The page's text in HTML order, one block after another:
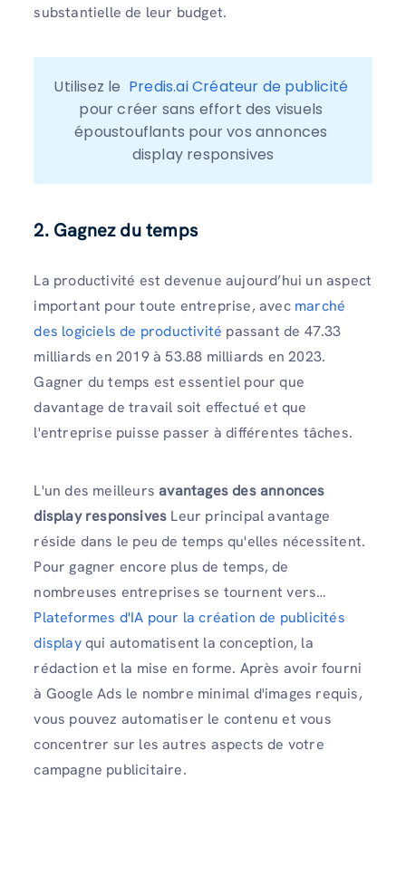
substantielle de leur budget.
Utilisez le Predis.ai Créateur de publicité
pour créer sans effort des visuels
époustouflants pour vos annonces
display responsives
2. Gagnez du temps
La productivité est devenue aujourd’hui un aspect
important pour toute entreprise, avec marché
des logiciels de productivité passant de 47.33
milliards en 2019 à 53.88 milliards en 2023.
Gagner du temps est essentiel pour que
davantage de travail soit effectué et que
l'entreprise puisse passer à différentes tâches.
L'un des meilleursavantages des annonces
display responsives Leur principal avantage
réside dans le peu de temps qu'elles nécessitent.
Pour gagner encore plus de temps, de
nombreuses entreprises se tournent vers…
Plateformes d'IA pour la création de publicités
displayqui automatisent la conception, la
rédaction et la mise en forme. Après avoir fourni
à Google Ads le nombre minimal d'images requis,
vous pouvez automatiser le contenu et vous
concentrer sur les autres aspects de votre
campagne publicitaire.